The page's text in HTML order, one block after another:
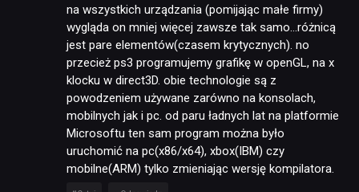
na wszystkich urządzania (pomijając małe firmy)
wygląda on mniej więcej zawsze tak samo…różnicą
jest pare elementów(czasem krytycznych). no
przecież ps3 programujemy grafikę w openGL, na x
klocku w direct3D. obie technologie są z
powodzeniem używane zarówno na konsolach,
mobilnych jak i pc. od paru ładnych lat na platformie
Microsoftu ten sam program można było
uruchomić na pc(x86/x64), xbox(IBM) czy
mobilne(ARM) tylko zmieniając wersję kompilatora.